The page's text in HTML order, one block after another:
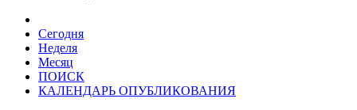
Сегодня
Неделя
Месяц
ПОИСК
КАЛЕНДАРЬ ОПУБЛИКОВАНИЯ